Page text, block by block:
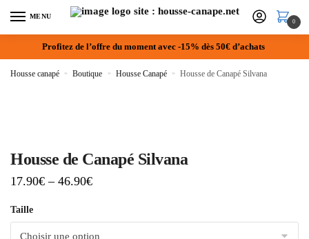
MENU
0
Profitez de l’offre du moment avec -15% dès 50€ d’achats
Housse canapé » Boutique » Housse Canapé » Housse de Canapé Silvana
Housse de Canapé Silvana
17.90€ – 46.90€
Taille